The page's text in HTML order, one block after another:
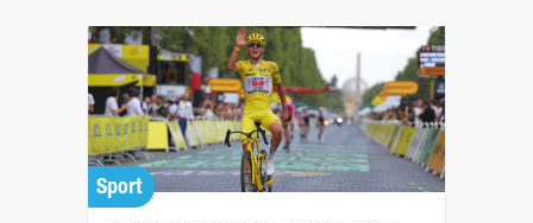
Sport